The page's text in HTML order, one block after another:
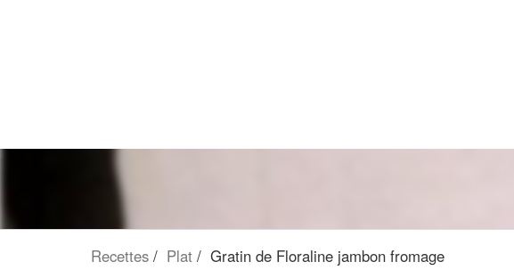
Recettes Plat Gratin de Floraline jambon fromage